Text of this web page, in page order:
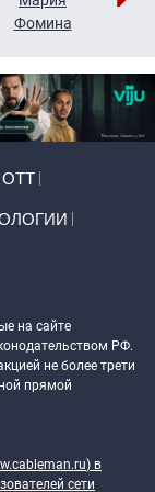
Фомина
ОТТ
на сайте
РФ.
не более трети
прямой
) в
сети